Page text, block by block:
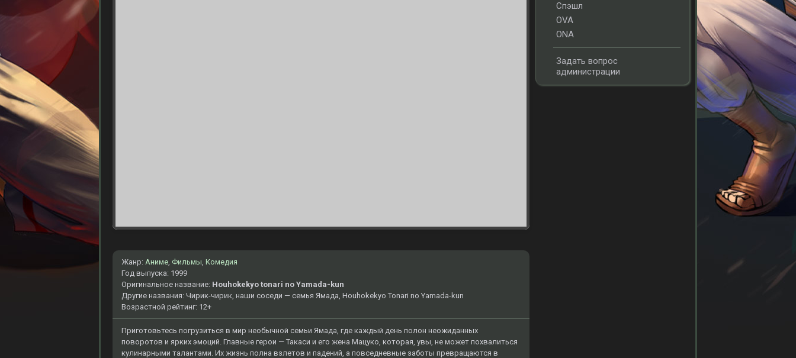
Жанр: Аниме, Фильмы, Комедия
Год выпуска: 1999
Оригинальное название: Houhokekyo tonari no Yamada-kun
Другие названия: Чирик-чирик, наши соседи — семья Ямада, Houhokekyo Tonari no Yamada-kun
Возрастной рейтинг: 12+
Приготовьтесь погрузиться в мир необычной семьи Ямада, где каждый день полон неожиданных
поворотов и ярких эмоций. Главные герои — Такаси и его жена Мацуко, которая, увы, не может похвалиться
кулинарными талантами. Их жизнь полна взлетов и падений, а повседневные заботы превращаются в
Спэшл
OVA
ONA
Задать вопрос
администрации